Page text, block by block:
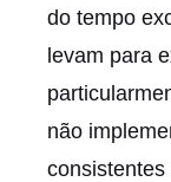
do tempo
levam para
não